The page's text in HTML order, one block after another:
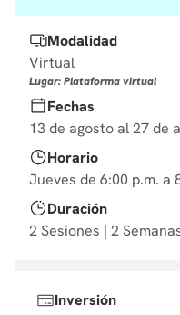
10. diseño
Modalidad
Virtual
Lugar: Plataforma virtual
Fechas
13 de agosto al 27 de
Horario
Jueves de 6:00 p.m. a
Duración
2 Sesiones | 2
Inversión